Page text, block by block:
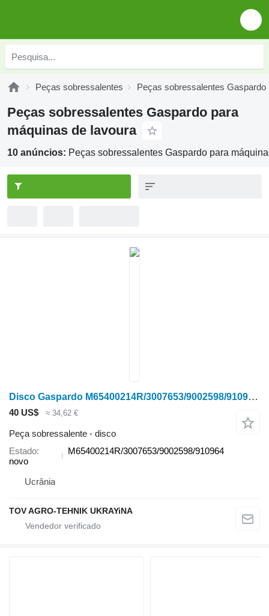
Peças sobressalentes Peças sobressalentes Gaspardo
Peças sobressalentes Gaspardo para
máquinas de lavoura
10 anúncios: Peças sobressalentes Gaspardo para
Disco Gaspardo M65400214R/3007653/9002598/910964 para grade Gaspardo
40 US$ ≈ 34,62 €
Peça sobressalente - disco
Estado
novo
M65400214R/3007653/9002598/910964
Ucrânia
TOV AGRO-TEHNIK UKRAYiNA